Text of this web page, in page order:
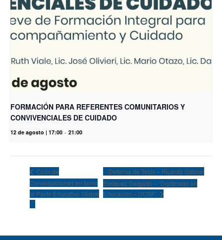
FORMACIÓN PARA REFERENTES COMUNITARIOS Y
CONVIVENCIALES DE CUIDADO
12 de agosto | 17:00 - 21:00
Ciclo de
Conversaciones en torno
al Pacto Educativo Global
Defensa de Tesis – Ricardo Gabriel
Enriquez Delgado – “Doctorado en
Educación – UCSF”